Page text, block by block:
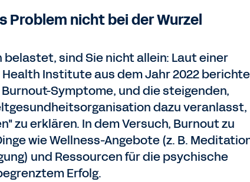
Problem nicht bei der Wurzel
sind Sie nicht allein: Laut einer
Institute aus dem Jahr 2022
Symptome, und die steigenden,
dazu veranlasst,
zu erklären. In dem Versuch, Burnout zu
wie Wellness-Angebote (z. B.
und Ressourcen für die psychische
Erfolg.